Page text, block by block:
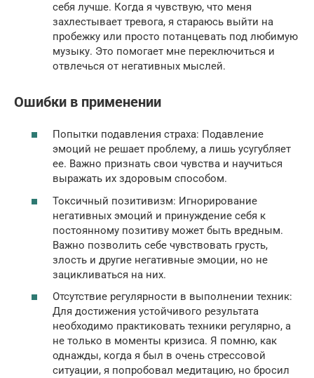
себя лучше. Когда я чувствую, что меня
захлестывает тревога, я стараюсь выйти на
пробежку или просто потанцевать под любимую
музыку. Это помогает мне переключиться и
отвлечься от негативных мыслей.
Ошибки в применении
Попытки подавления страха: Подавление
эмоций не решает проблему, а лишь усугубляет
ее. Важно признать свои чувства и научиться
выражать их здоровым способом.
Токсичный позитивизм: Игнорирование
негативных эмоций и принуждение себя к
постоянному позитиву может быть вредным.
Важно позволить себе чувствовать грусть,
злость и другие негативные эмоции, но не
зацикливаться на них.
Отсутствие регулярности в выполнении техник:
Для достижения устойчивого результата
необходимо практиковать техники регулярно, а
не только в моменты кризиса. Я помню, как
однажды, когда я был в очень стрессовой
ситуации, я попробовал медитацию, но бросил